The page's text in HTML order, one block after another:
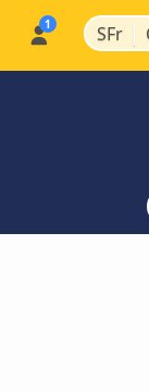
SFr |